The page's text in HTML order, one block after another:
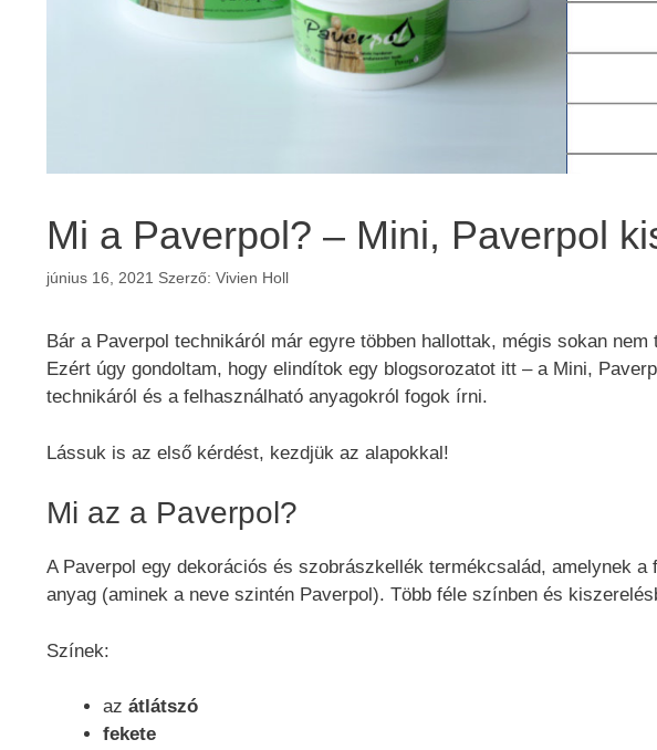
Mi a Paverpol? – Mini, Paverpol
június 16, 2021 Szerző: Vivien Holl
Bár a Paverpol technikáról már egyre többen hallottak, mégis sokan
Ezért úgy gondoltam, hogy elindítok egy blogsorozatot itt – a Mini,
technikáról és a felhasználható anyagokról fogok írni.
Lássuk is az első kérdést, kezdjük az alapokkal!
Mi az a Paverpol?
A Paverpol egy dekorációs és szobrászkellék termékcsalád, amelynek
anyag (aminek a neve szintén Paverpol). Több féle színben és
Színek:
az átlátszó
fekete